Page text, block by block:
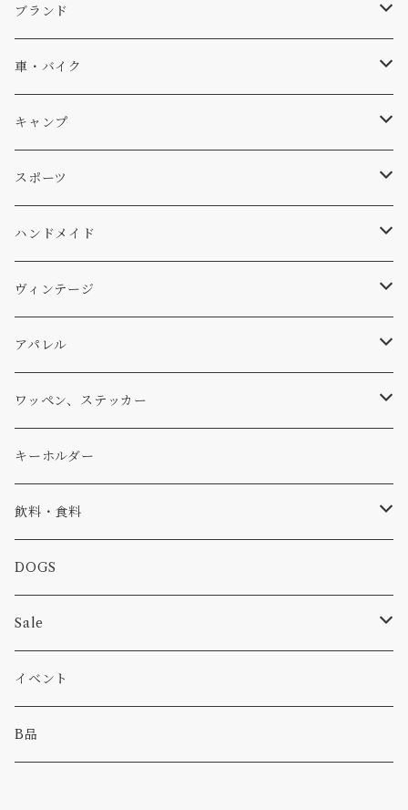
キャップ、ニット
ソックス
雑貨
ステッカー
バッグ
パンツ
パーカー・トレーナー
アウター
コラボ
食品
ブランド
Db
サーフ
スキー
A-Frame
DOGS
WEAR
Four My Self
Ten
アメリカ軍払い下げ
...mura
車・バイク
車外
マット、シート
エアフレッシュナー
小物
ヘルメット
キャンプ
ファニチャー
キッチン
スリーピング
小物
コーヒー
焚き火
スポーツ
サーフ
スキー
ハンドメイド
ステッカー
ワッペン
小物
ヴィンテージ
ワッペン
ステッカー
小物
バイク
カー
アパレル
Tシャツ
キャップ、ニット
バッグ
小物
パンツ
パーカー・トレーナー
ワッペン、ステッカー
ワッペン
ステッカー
ピン
キーホルダー
飲料・食料
コーヒー
食べ物
DOGS
Sale
カー
キャンプ
イベント
B品